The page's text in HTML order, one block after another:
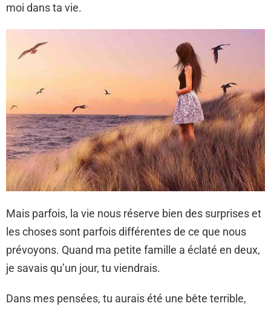
moi dans ta vie.
Mais parfois, la vie nous réserve bien des surprises et
les choses sont parfois différentes de ce que nous
prévoyons. Quand ma petite famille a éclaté en deux,
je savais qu’un jour, tu viendrais.
Dans mes pensées, tu aurais été une bête terrible,